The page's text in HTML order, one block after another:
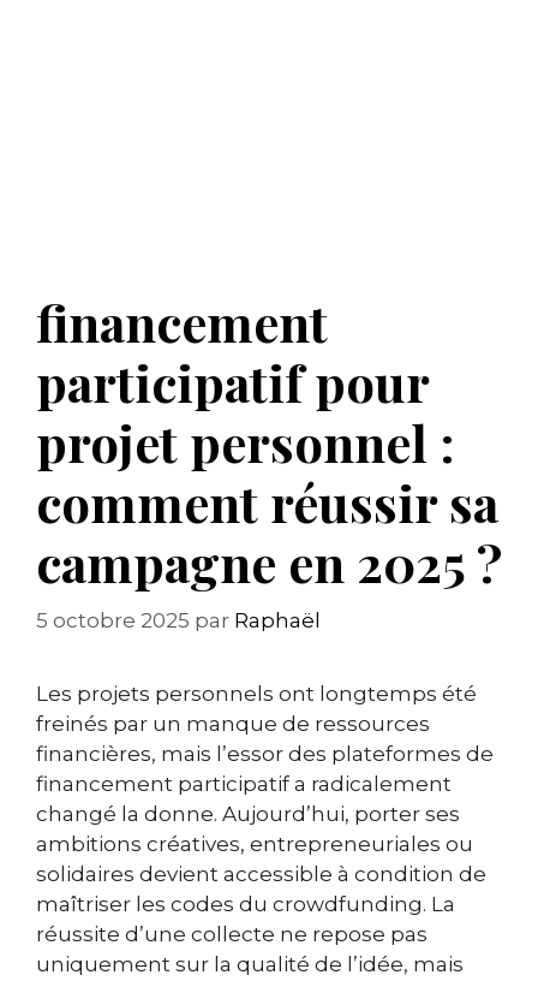
financement
participatif pour
projet personnel :
comment réussir sa
campagne en 2025 ?
5 octobre 2025 par Raphaël
Les projets personnels ont longtemps été
freinés par un manque de ressources
financières, mais l’essor des plateformes de
financement participatif a radicalement
changé la donne. Aujourd’hui, porter ses
ambitions créatives, entrepreneuriales ou
solidaires devient accessible à condition de
maîtriser les codes du crowdfunding. La
réussite d’une collecte ne repose pas
uniquement sur la qualité de l’idée, mais